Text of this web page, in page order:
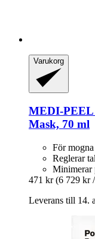
Varukorg
MEDI-PEEL
Mask, 70 ml
För
Reglerar
Minimerar
471 kr (6 729 kr
Leverans till 14.